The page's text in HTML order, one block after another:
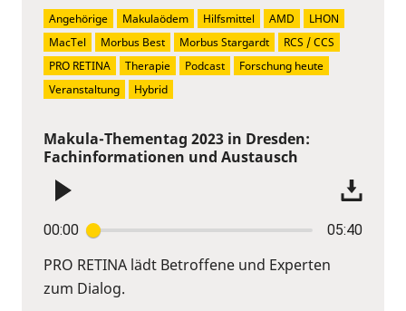
Makula-Thementag 2023 in Dresden:
Fachinformationen und Austausch
00:00 05:40
PRO RETINA lädt Betroffene und Experten
zum Dialog.
Angehörige Makulaödem Hilfsmittel AMD
LHON
MacTel
Morbus Best Morbus Stargardt
RCS / CCS
PRO RETINA
Therapie Podcast
Forschung heute
Veranstaltung
Hybrid